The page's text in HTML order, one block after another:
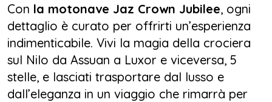
Con la motonave Jaz Crown Jubilee, ogni
dettaglio è curato per offrirti un’esperienza
indimenticabile. Vivi la magia della crociera
sul Nilo da Assuan a Luxor e viceversa, 5
stelle, e lasciati trasportare dal lusso e
dall’eleganza in un viaggio che rimarrà per